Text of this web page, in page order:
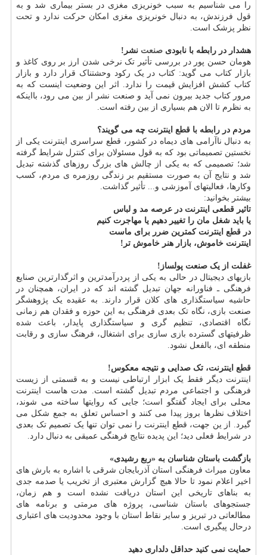
را می شناسیم به سبب خونریزی مغزی در بستر بیماری شد و به
قول فرزندش، به دنبال خونریزی مغزی امکان حرکت ندارد و تحت
نظر پزشک است.
هشدار در رابطه با نابودی صنعت نشر!
هومان حسن پور در بررسی تأثیر تک نرخی شدن ارز بر روی کاغذ و
بازار کتاب می گوید: کتاب در یک رکود وحشتناک قرار دارد و بازار
کتاب کشش افزایش قیمت را ندارد. اثر این وضعیت اینست که به
مرور کتاب جدید بیرون نمی آید و صنعت نشر از بین می رود، بااینکه
به نظرم تا الان هم بسیاری از بین رفته است.
مردم در رابطه با قطع اینترنت چه می گویند؟
به دنبال ناآرامی های دیماه در کشور، قطع سراسری اینترنت یکی از
نخستین تصمیماتی بود که به قول مسئولان برای کنترل شرایط گرفته
شد؛ تصمیمی که به یکی از چالش های بزرگ روزهای گذشته تبدیل
شد و نتایج آن به صورت مستقیم بر زندگی روزمره ی مردم، کسب
وکارها، فعالیتهای آموزشی و... تأثیر گذاشت.
بیشتر بخوانید:
تاثیر قطعی اینترنت در عرصه مد و لباس
یا باید شغل مان را تغییر دهیم یا مهاجرت کنیم
در قطع اینترنت کمترین ضرر برای ماست
اینترنت خاموش، بازار هنر خاموش تر!
غفلت از یک صنعت پولساز!
بازیهای دیجیتال در حالی به یکی از پردرآمدترین و اثرگذارترین صنایع
فرهنگی ـ فناورانه جهان تبدیل گشته اند که در ایران، همچنان در
حاشیه سیاستگذاری های کلان قرار دارند. به عقیده یک پژوهشگر
صنعت بازی، نگاه تک بعدی فرهنگی به این حوزه و فقدان هم زمانی
نگاه اقتصادی، تنظیم گری و سیاستگذاری پایدار، باعث شده
ظرفیتهای گسترده بازی سازی برای اشتغال، فرهنگ سازی و رقابت
منطقه ای، بالفعل نشود.
قطع اینترنت، تک صدایی و نتیجه معکوس!
اینترنت دیگر فقط یک ابزار ارتباطی نیست و به قسمتی از زیست
فرهنگی و اجتماعی مردم تبدیل گشته است. مدت هاست اینترنت
محلی برای ایجاد گفتگو است؛ جایی که روایتها ساخته می شوند،
اختلاف نظرها بروز پیدا می کنند و احساس تعلق به جمع شکل می
گیرد. از ین جهت، قطع اینترنت را نمی توان تنها یک تصمیم تک بعدی
در شرایط فعلی دید؛ این پدیده نتایج فرهنگی عمیقی به دنبال دارد.
بازگشت باستان شناسان به «ربع رشیدی»
معاون میراث فرهنگی استان آذربایجان شرقی با اشاره به بارش های
اخیر اعلام نمود تا حالا هیچ گزارش معتبری از تخریب یا صدمه جدی
به بناهای تاریخی این استان دریافت نشده است و هم زمان،
جستجوهای باستان شناسی، پروژه های مرمتی و برنامه های
مطالعاتی در تبریز و سایر نقاط استان با وجود محدودیت های اعتباری
درحال پیگیری است.
حمایت نمی کنید حداقل دلداری دهید